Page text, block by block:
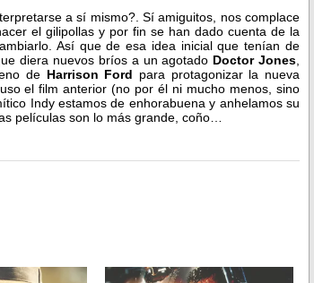
a sí mismo?. Sí amiguitos, nos complace
el gilipollas y por fin se han dado cuenta de la
Así que de esa idea inicial que tenían de
diera nuevos bríos a un agotado Doctor Jones
de Harrison Ford para protagonizar la nueva
el film anterior (no por él ni mucho menos, sino
Indy estamos de enhorabuena y anhelamos su
películas son lo más grande, coño…